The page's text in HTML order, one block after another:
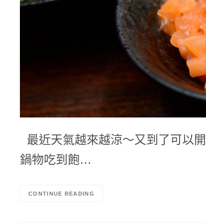
最近天氣越來越涼～又到了可以
鍋物吃到飽…
CONTINUE READING